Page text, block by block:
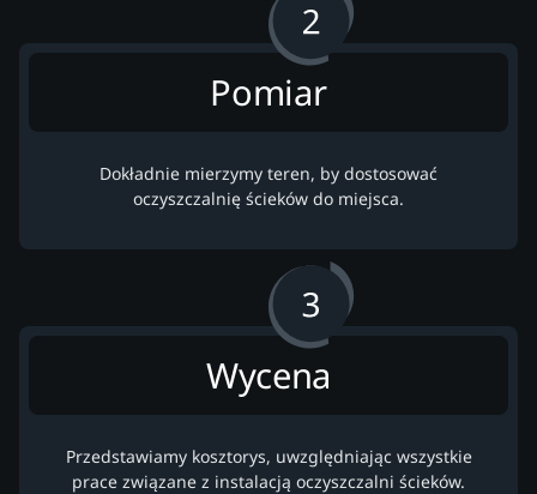
Pomiar
Dokładnie mierzymy teren, by dostosować
oczyszczalnię ścieków do miejsca.
Wycena
Przedstawiamy kosztorys, uwzględniając wszystkie
prace związane z instalacją oczyszczalni ścieków.